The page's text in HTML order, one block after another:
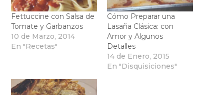
Fettuccine con Salsa de
Tomate y Garbanzos
10 de Marzo, 2014
En "Recetas"
Cómo Preparar una
Lasaña Clásica: con
Amor y Algunos
Detalles
14 de Enero, 2015
En "Disquisiciones"